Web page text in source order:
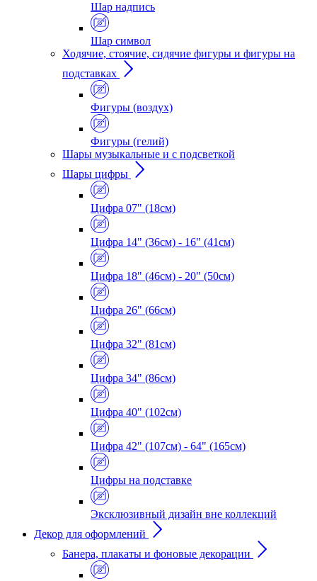
Шар надпись
Шар символ
Ходячие, стоячие, сидячие фигуры и фигуры на
подставках
Фигуры (воздух)
Фигуры (гелий)
Шары музыкальные и с подсветкой
Шары цифры
Цифра 07" (18см)
Цифра 14" (36см) - 16" (41см)
Цифра 18" (46см) - 20" (50см)
Цифра 26" (66см)
Цифра 32" (81см)
Цифра 34" (86см)
Цифра 40" (102см)
Цифра 42" (107см) - 64" (165см)
Цифры на подставке
Эксклюзивный дизайн вне коллекций
Декор для оформлений
Банера, плакаты и фоновые декорации